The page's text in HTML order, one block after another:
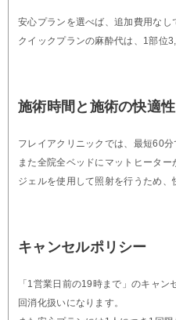
安心プランを選べば、追加費用なし
クイックプランの麻酔代は、1部位
施術時間と施術の快適性
フレイアクリニックでは、最短60分
また全院全ベッドにマットヒータ
ジェルを使用して照射を行うため、
キャンセルポリシー
「1営業日前の19時まで」のキャ
回消化扱いになります。